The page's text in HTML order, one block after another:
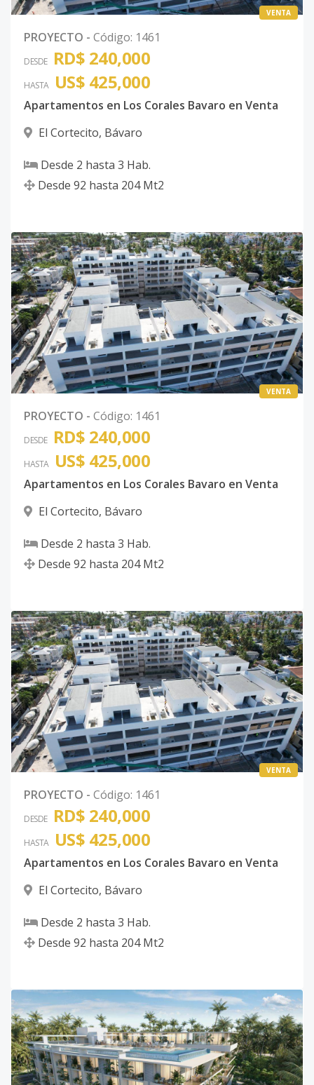
VENTA
PROYECTO - Código: 1461
DESDE RD$ 240,000
HASTA US$ 425,000
Apartamentos en Los Corales Bavaro en Venta
El Cortecito, Bávaro
Desde 2 hasta 3 Hab.
Desde 92 hasta 204 Mt2
VENTA
PROYECTO - Código: 1461
DESDE RD$ 240,000
HASTA US$ 425,000
Apartamentos en Los Corales Bavaro en Venta
El Cortecito, Bávaro
Desde 2 hasta 3 Hab.
Desde 92 hasta 204 Mt2
VENTA
PROYECTO - Código: 1461
DESDE RD$ 240,000
HASTA US$ 425,000
Apartamentos en Los Corales Bavaro en Venta
El Cortecito, Bávaro
Desde 2 hasta 3 Hab.
Desde 92 hasta 204 Mt2